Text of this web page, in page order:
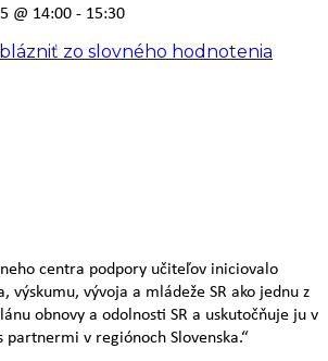
@ 14:00 - 15:30
zo slovného hodnotenia
centra podpory učiteľov iniciovalo
výskumu, vývoja a mládeže SR ako jednu z
obnovy a odolnosti SR a uskutočňuje ju v
partnermi v regiónoch Slovenska.“